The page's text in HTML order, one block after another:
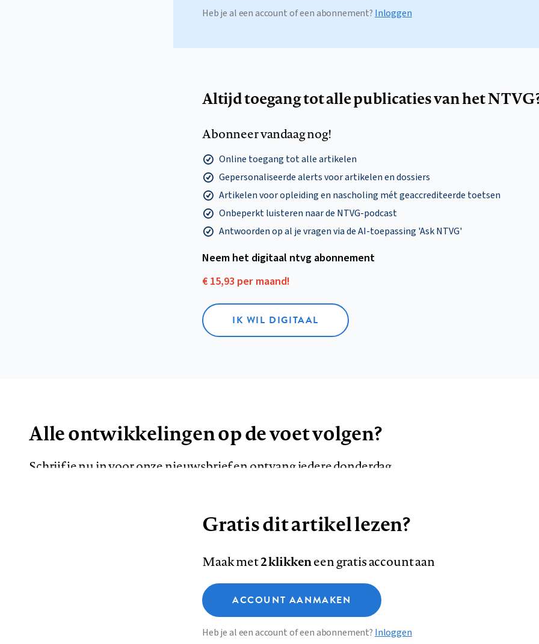
Heb je al een account of een abonnement? Inloggen
Altijd toegang tot alle publicaties van het
Abonneer vandaag nog!
Online toegang tot alle artikelen
Gepersonaliseerde alerts voor artikelen en dossiers
Artikelen voor opleiding en nascholing mét geaccrediteerde toetsen
Onbeperkt luisteren naar de NTVG-podcast
Antwoorden op al je vragen via de AI-toepassing 'Ask NTVG'
Neem het digitaal ntvg abonnement
€ 15,93 per maand!
IK WIL DIGITAAL
Alle ontwikkelingen op de voet volgen?
Schrijf je nu in voor onze nieuwsbrief en ontvang iedere donderdag
AANMELDEN
Colofon Disclaimer Privacy About us
Gratis dit artikel lezen?
Maak met2 klikkeneen gratis account aan
ACCOUNT AANMAKEN
Heb je al een account of een abonnement? Inloggen
Deze site gebruikt cookies
Functionele cookies
Analytische cookies